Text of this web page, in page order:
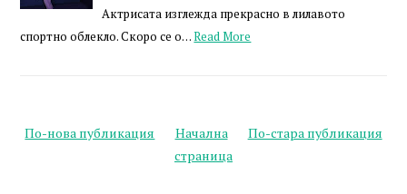
Актрисата изглежда прекрасно в лилавото
спортно облекло. Скоро се о…Read More
По-нова публикация По-стара публикация
Начална
страница